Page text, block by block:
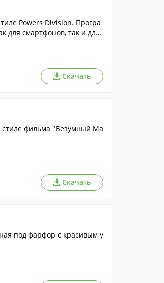
Powers Division. Програ
для смартфонов, так и для
Скачать
стиле фильма "Безумный Ма
Скачать
под фарфор с красивым у